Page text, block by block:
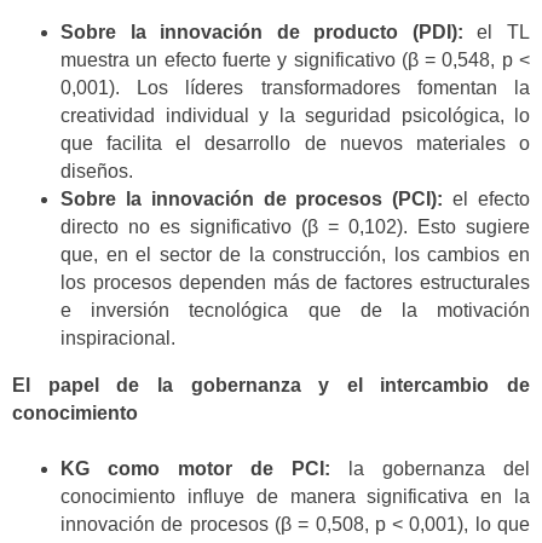
Sobre la innovación de producto (PDI): el TL
muestra un efecto fuerte y significativo (β = 0,548, p <
0,001). Los líderes transformadores fomentan la
creatividad individual y la seguridad psicológica, lo
que facilita el desarrollo de nuevos materiales o
diseños.
Sobre la innovación de procesos (PCI): el efecto
directo no es significativo (β = 0,102). Esto sugiere
que, en el sector de la construcción, los cambios en
los procesos dependen más de factores estructurales
e inversión tecnológica que de la motivación
inspiracional.
El papel de la gobernanza y el intercambio de
conocimiento
KG como motor de PCI: la gobernanza del
conocimiento influye de manera significativa en la
innovación de procesos (β = 0,508, p < 0,001), lo que